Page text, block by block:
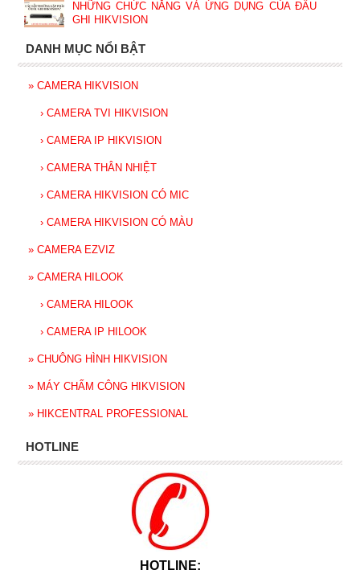
NHỮNG CHỨC NĂNG VÀ ỨNG DỤNG CỦA ĐẦU
GHI HIKVISION
DANH MỤC NỔI BẬT
» CAMERA HIKVISION
› CAMERA TVI HIKVISION
› CAMERA IP HIKVISION
› CAMERA THÂN NHIỆT
› CAMERA HIKVISION CÓ MIC
› CAMERA HIKVISION CÓ MÀU
» CAMERA EZVIZ
» CAMERA HILOOK
› CAMERA HILOOK
› CAMERA IP HILOOK
» CHUÔNG HÌNH HIKVISION
» MÁY CHẤM CÔNG HIKVISION
» HIKCENTRAL PROFESSIONAL
HOTLINE
HOTLINE: